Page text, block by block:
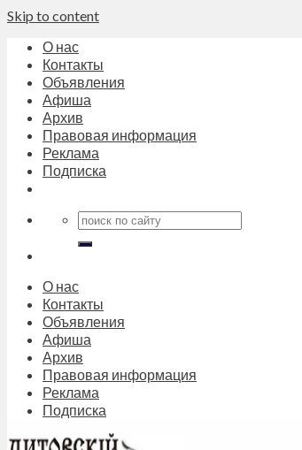
Skip to content
О нас
Контакты
Объявления
Афиша
Архив
Правовая информация
Реклама
Подписка
О нас
Контакты
Объявления
Афиша
Архив
Правовая информация
Реклама
Подписка